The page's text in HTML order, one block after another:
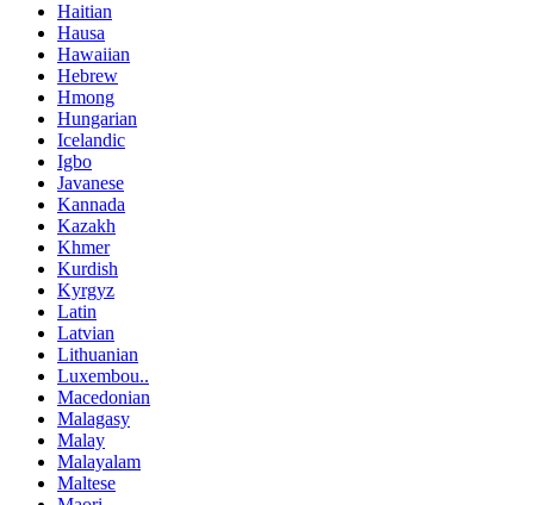
Haitian
Hausa
Hawaiian
Hebrew
Hmong
Hungarian
Icelandic
Igbo
Javanese
Kannada
Kazakh
Khmer
Kurdish
Kyrgyz
Latin
Latvian
Lithuanian
Luxembou..
Macedonian
Malagasy
Malay
Malayalam
Maltese